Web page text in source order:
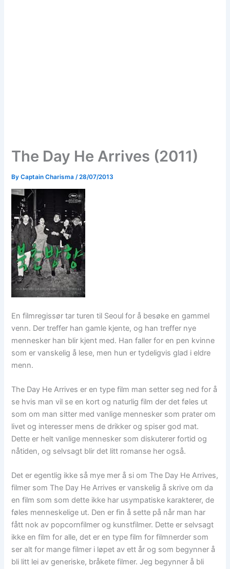
The Day He Arrives (2011)
ByCaptain Charisma /28/07/2013
En filmregissør tar turen til Seoul for å besøke en gammel
venn. Der treffer han gamle kjente, og han treffer nye
mennesker han blir kjent med. Han faller for en pen kvinne
som er vanskelig å lese, men hun er tydeligvis glad i eldre
menn.
The Day He Arrives er en type film man setter seg ned for å
se hvis man vil se en kort og naturlig film der det føles ut
som om man sitter med vanlige mennesker som prater om
livet og interesser mens de drikker og spiser god mat.
Dette er helt vanlige mennesker som diskuterer fortid og
nåtiden, og selvsagt blir det litt romanse her også.
Det er egentlig ikke så mye mer å si om The Day He Arrives,
filmer som The Day He Arrives er vanskelig å skrive om da
en film som som dette ikke har usympatiske karakterer, de
føles menneskelige ut. Den er fin å sette på når man har
fått nok av popcornfilmer og kunstfilmer. Dette er selvsagt
ikke en film for alle, det er en type film for filmnerder som
ser alt for mange filmer i løpet av ett år og som begynner å
bli litt lei av generiske, bråkete filmer. Jeg begynner å bli